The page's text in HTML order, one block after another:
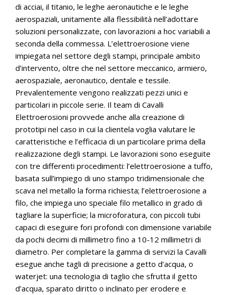
di acciai, il titanio, le leghe aeronautiche e le leghe
aerospaziali, unitamente alla flessibilità nell’adottare
soluzioni personalizzate, con lavorazioni a hoc variabili a
seconda della commessa. L’elettroerosione viene
impiegata nel settore degli stampi, principale ambito
d’intervento, oltre che nel settore meccanico, armiero,
aerospaziale, aeronautico, dentale e tessile.
Prevalentemente vengono realizzati pezzi unici e
particolari in piccole serie. Il team di Cavalli
Elettroerosioni provvede anche alla creazione di
prototipi nel caso in cui la clientela voglia valutare le
caratteristiche e l’efficacia di un particolare prima della
realizzazione degli stampi. Le lavorazioni sono eseguite
con tre differenti procedimenti: l’elettroerosione a tuffo,
basata sull’impiego di uno stampo tridimensionale che
scava nel metallo la forma richiesta; l’elettroerosione a
filo, che impiega uno speciale filo metallico in grado di
tagliare la superficie; la microforatura, con piccoli tubi
capaci di eseguire fori profondi con dimensione variabile
da pochi decimi di millimetro fino a 10-12 millimetri di
diametro. Per completare la gamma di servizi la Cavalli
esegue anche tagli di precisione a getto d’acqua, o
waterjet: una tecnologia di taglio che sfrutta il getto
d’acqua, sparato diritto o inclinato per erodere e